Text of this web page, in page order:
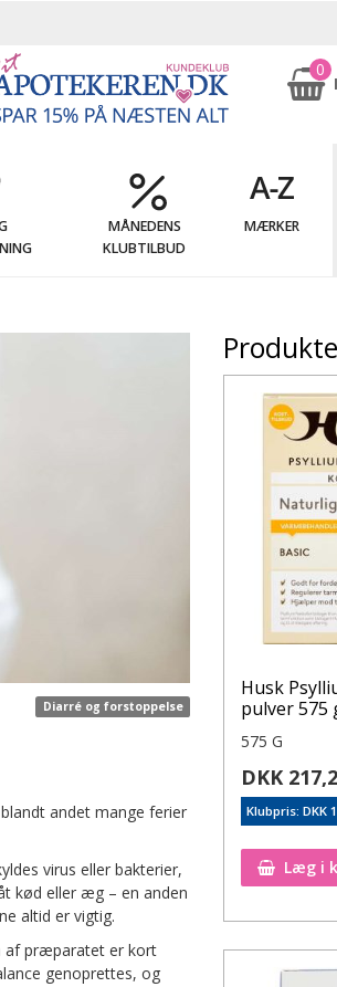
0
MÅNEDENS
KLUBTILBUD
MÆRKER
Diarré og forstoppelse
andet mange ferier
virus eller bakterier,
kød eller æg – en anden
altid er vigtig.
af præparatet er kort
genoprettes, og
Husk
pulver 575
575 G
DKK
Klubpris: DKK
Læg i